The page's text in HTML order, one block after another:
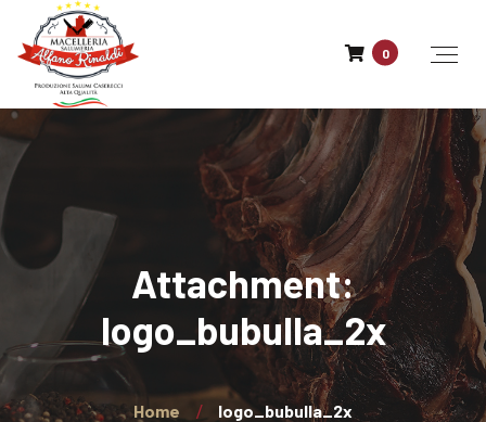
0
Attachment:
logo_bubulla_2x
Home logo_bubulla_2x